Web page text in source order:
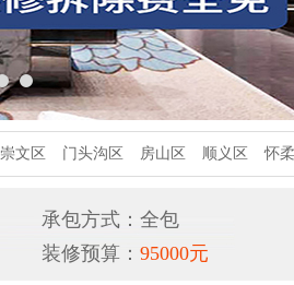
崇文区 门头沟区 房山区 顺义区 怀
承包方式：全包
装修预算： 95000元